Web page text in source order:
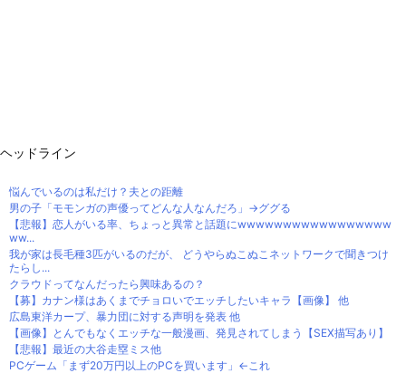
ヘッドライン
悩んでいるのは私だけ？夫との距離
男の子「モモンガの声優ってどんな人なんだろ」→ググる
【悲報】恋人がいる率、ちょっと異常と話題にwwwwwwwwwwwwwwwww
ww...
我が家は長毛種3匹がいるのだが、 どうやらぬこぬこネットワークで聞きつけ
たらし...
クラウドってなんだったら興味あるの？
【募】カナン様はあくまでチョロいでエッチしたいキャラ【画像】 他
広島東洋カープ、暴力団に対する声明を発表 他
【画像】とんでもなくエッチな一般漫画、発見されてしまう【SEX描写あり】
【悲報】最近の大谷走塁ミス他
PCゲーム「まず20万円以上のPCを買います」←これ